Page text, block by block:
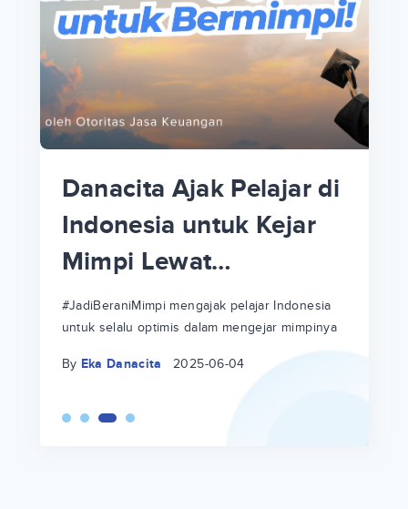
Danacita Ajak Pelajar di
Indonesia untuk Kejar
Mimpi Lewat
#JadiBeraniMimpi
#JadiBeraniMimpi mengajak pelajar Indonesia
untuk selalu optimis dalam mengejar mimpinya
By Eka Danacita 2025-06-04